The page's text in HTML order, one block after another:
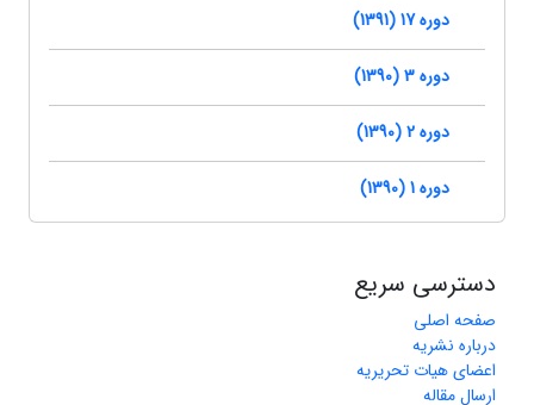
دوره 17 (1391)
دوره 3 (1390)
دوره 2 (1390)
دوره 1 (1390)
دسترسی سریع
صفحه اصلی
درباره نشریه
اعضای هیات تحریریه
ارسال مقاله